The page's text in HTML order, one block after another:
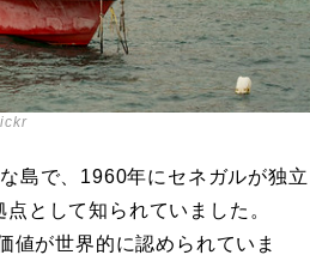
島で、1960年にセネガルが独立
点 として知られていました。
値が世界的に認められていま